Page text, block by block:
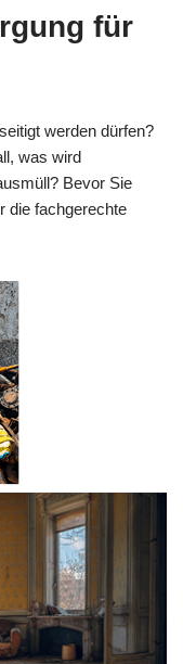
für
werden dürfen?
was wird
Bevor Sie
die fachgerechte